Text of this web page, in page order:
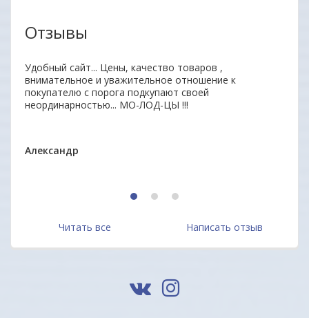
Отзывы
Удобный сайт... Цены, качество товаров ,
внимательное и уважительное отношение к
покупателю с порога подкупают своей
неординарностью... МО-ЛОД-ЦЫ !!!
Александр
1 2 3
Читать все Написать отзыв